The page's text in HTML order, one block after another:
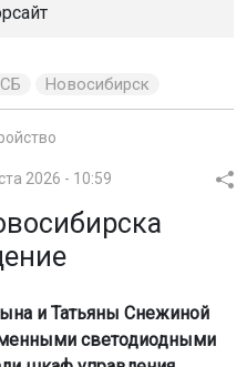
Новосибирск
2026 - 10:59
и Татьяны Снежиной
светодиодными